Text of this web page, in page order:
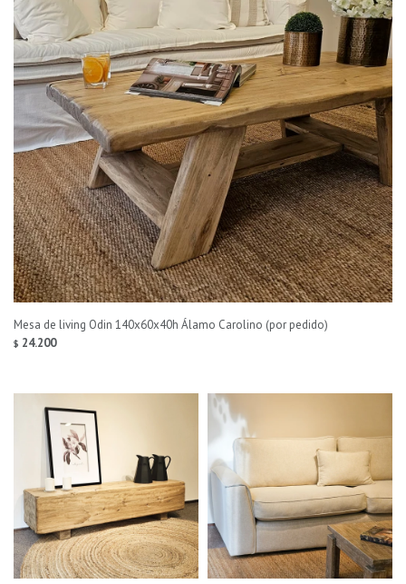
Mesa de living Odin 140x60x40h Álamo Carolino (por pedido)
$ 24.200